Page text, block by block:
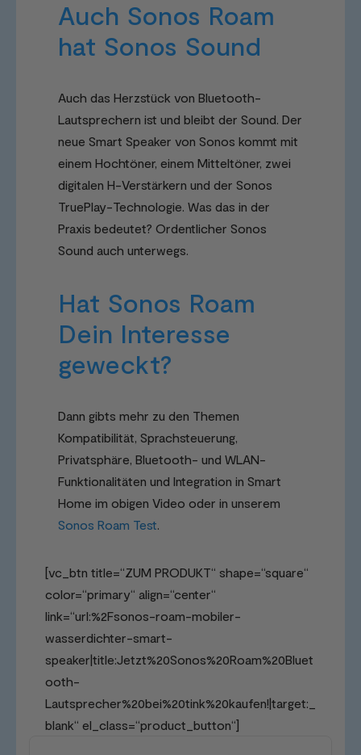
Auch Sonos Roam
hat Sonos Sound
Auch das Herzstück von Bluetooth-
Lautsprechern ist und bleibt der Sound. Der
neue Smart Speaker von Sonos kommt mit
einem Hochtöner, einem Mitteltöner, zwei
digitalen H-Verstärkern und der Sonos
TruePlay-Technologie. Was das in der
Praxis bedeutet? Ordentlicher Sonos
Sound auch unterwegs.
Hat Sonos Roam
Dein Interesse
geweckt?
Dann gibts mehr zu den Themen
Kompatibilität, Sprachsteuerung,
Privatsphäre, Bluetooth- und WLAN-
Funktionalitäten und Integration in Smart
Home im obigen Video oder in unserem
Sonos Roam Test.
[vc_btn title=“ZUM PRODUKT“ shape=“square“
color=“primary“ align=“center“
link=“url:%2Fsonos-roam-mobiler-
wasserdichter-smart-
speaker|title:Jetzt%20Sonos%20Roam%20Bluet
ooth-
Lautsprecher%20bei%20tink%20kaufen!|target:_
blank“ el_class=“product_button“]